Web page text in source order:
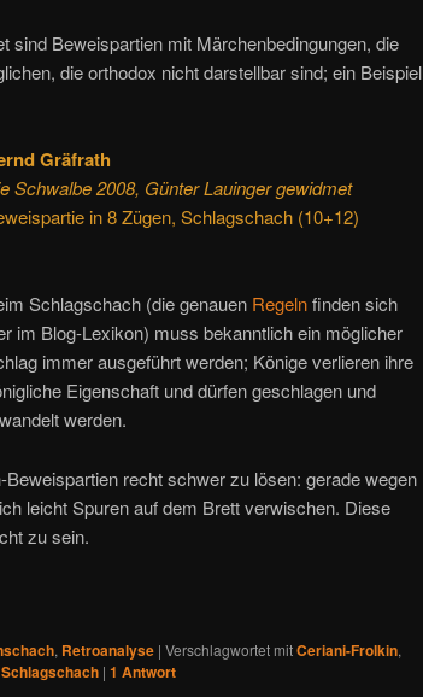
sind Beweispartien mit Märchenbedingungen, die
die orthodox nicht darstellbar sind; ein Beispiel
Gräfrath
Schwalbe 2008, Günter Lauinger gewidmet
in 8 Zügen, Schlagschach (10+12)
Schlagschach (die genauen Regelnfinden sich
im Blog-Lexikon) muss bekanntlich ein möglicher
immer ausgeführt werden; Könige verlieren ihre
Eigenschaft und dürfen geschlagen und
werden.
recht schwer zu lösen: gerade wegen
leicht Spuren auf dem Brett verwischen. Diese
zu sein.
, Retroanalyse | Verschlagwortet mitCeriani-Frolkin,
Schlagschach | 1 Antwort